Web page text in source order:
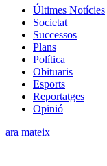
Últimes Notícies
Societat
Successos
Plans
Política
Obituaris
Esports
Reportatges
Opinió
ara mateix